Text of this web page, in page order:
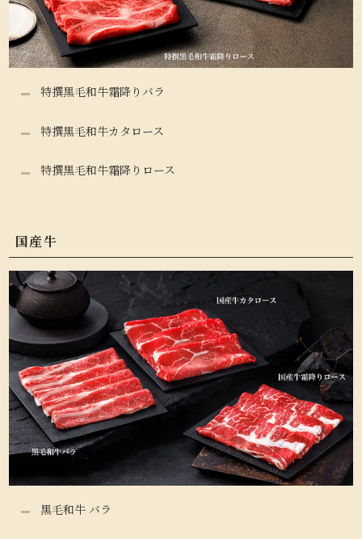
特撰黒毛和牛霜降りバラ
特撰黒毛和牛カタロース
特撰黒毛和牛霜降りロース
国産牛
黒毛和牛 バラ